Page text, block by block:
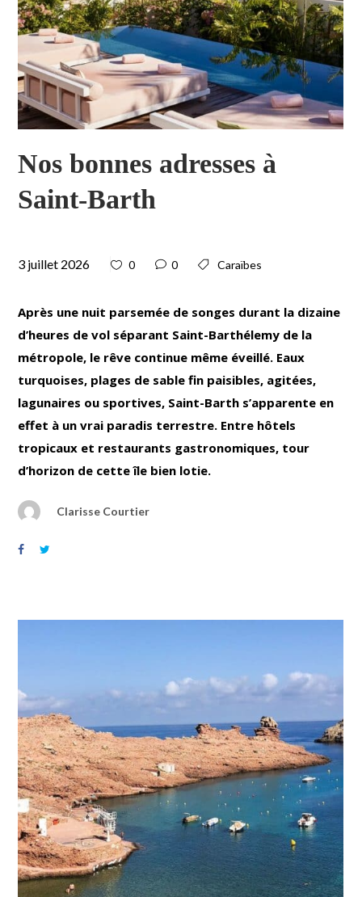
Nos bonnes adresses à
Saint-Barth
3 juillet 2026 0 0 Caraïbes
Après une nuit parsemée de songes durant la dizaine
d’heures de vol séparant Saint-Barthélemy de la
métropole, le rêve continue même éveillé. Eaux
turquoises, plages de sable fin paisibles, agitées,
lagunaires ou sportives, Saint-Barth s’apparente en
effet à un vrai paradis terrestre. Entre hôtels
tropicaux et restaurants gastronomiques, tour
d’horizon de cette île bien lotie.
Clarisse Courtier